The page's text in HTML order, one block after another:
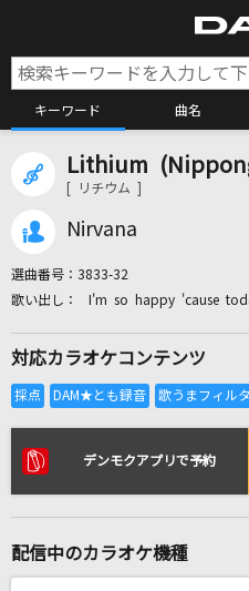
キーワード 曲名
カラ
全国
リアルタイムで歌
Lithium
[ リチウム ]
Nirvana
選曲番号： 3833-32
I'm so happy 'cause
対応カラオケコンテンツ
デンモクアプリで予約
配信中のカラオケ機種